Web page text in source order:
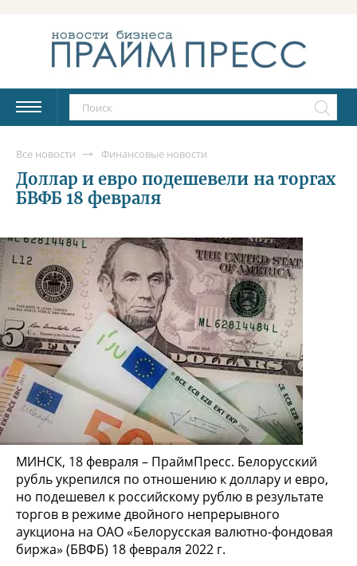
Все новости Финансовые новости
Доллар и евро подешевели на торгах
БВФБ 18 февраля
МИНСК, 18 февраля – ПраймПресс. Белорусский
рубль укрепился по отношению к доллару и евро,
но подешевел к российскому рублю в результате
торгов в режиме двойного непрерывного
аукциона на ОАО «Белорусская валютно-фондовая
биржа» (БВФБ) 18 февраля 2022 г.